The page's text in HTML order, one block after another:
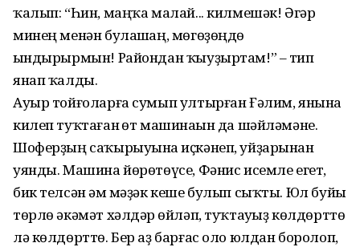
ҡалып: “Һин, маңҡа малай... килмешәк! Әгәр
минең менән булашһаң, мөгөҙөңдө
һындырырмын! Райондан ҡыуҙыртам!” – тип
янап ҡалды.
Ауыр тойғоларға сумып ултырған Ғәлим, янына
килеп туҡтаған һөт машинаһын да шәйләмәне.
Шоферҙың саҡырыуына һиҫкәнеп, уйҙарынан
уянды. Машина йөрөтөүсе, Фәнис исемле егет,
бик телсән һәм мәҙәк кеше булып сыҡты. Юл буйы
төрлө әкәмәт хәлдәр һөйләп, туҡтауһыҙ көлдөрттө
лә көлдөрттө. Бер аҙ барғас оло юлдан боролоп,